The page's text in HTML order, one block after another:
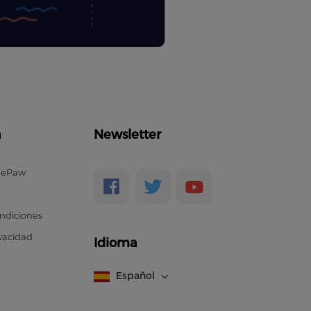
Newsletter
Idioma
Español